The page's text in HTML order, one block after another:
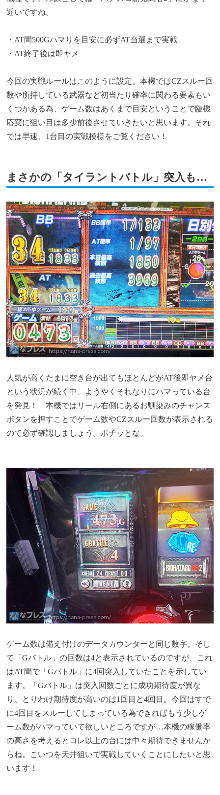
近いですね。
・AT間500Gハマりを目安に必ずAT当選まで実戦
・AT終了後は即ヤメ
今回の実戦ルールはこのように設定。本機ではCZスルー回
数や所持している武器など初当たり確率に関わる要素もい
くつかある為、ゲーム数はあくまで目安ということで臨機
応変に狙い目は多少前後させていきたいと思います。それ
では早速、1台目の実戦模様をご覧ください！
まさかの「タイラントバトル」突入も…
人気が高くたまに空き台が出てもほとんどがAT後即ヤメ台
という状況が続く中、ようやくそれなりにハマっている台
を発見！ 本機ではリール右側にあるお馴染みのチャンス
ボタンを押すことでゲーム数やCZスルー回数が表示される
ので必ず確認しましょう。ポチッとな。
ゲーム数は備え付けのデータカウンターと同じ数字。そし
て「Gバトル」の回数は4と表示されているのですが、これ
はAT間で「Gバトル」に4回突入していたことを示してい
ます。「Gバトル」は突入回数ごとに成功期待度が異な
り、とりわけ期待度が高いのは1回目と4回目。今回はすで
に4回目をスルーしてしまっている為できればもう少しゲ
ーム数がハマっていて欲しいところですが…本機の稼働率
の高さを考えるとコレ以上の台には中々期待できませんか
らね。こいつを天井狙いで実戦していくことにしたいと思
います！